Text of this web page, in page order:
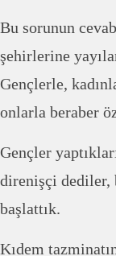
Bu sorunun
şehirlerine
Gençlerle,
onlarla beraber
Gençler
direnişçi dediler,
başlattık.
Kıdem